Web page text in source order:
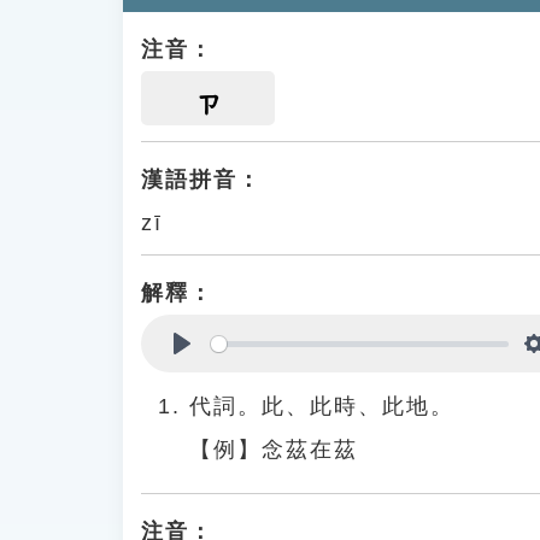
注音：
ㄗ
漢語拼音：
zī
解釋：
代詞。此、此時、此地。
【例】念茲在茲
注音：